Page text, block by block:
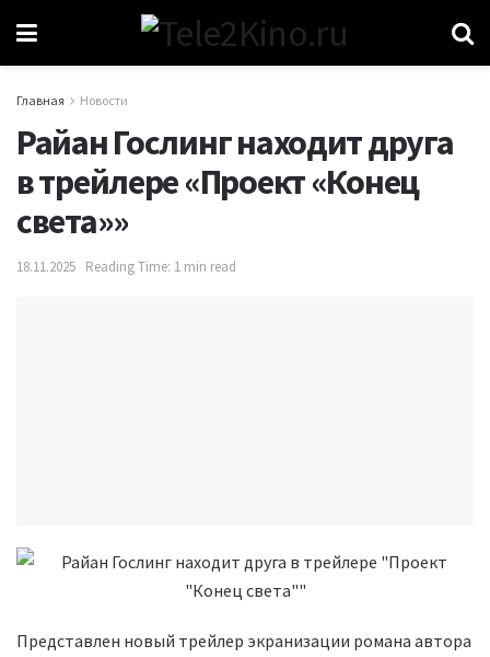
Главная Новости
Райан Гослинг находит друга
в трейлере «Проект «Конец
света»»
18.11.2025 Reading Time: 1 min read
Представлен новый трейлер экранизации романа автора